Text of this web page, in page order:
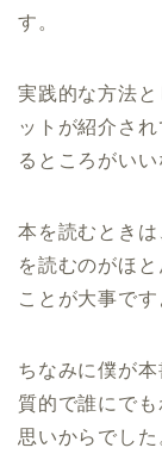
す。
実践的な方法
ットが紹介さ
るところがいい
本を読むとき
を読むのがほ
ことが大事です
ちなみに僕が
質的で誰にで
思いからでした